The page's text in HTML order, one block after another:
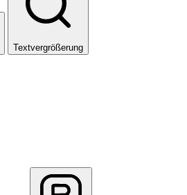
Textvergrößerung